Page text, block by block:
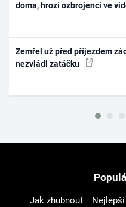
doma, hrozí ozbrojenci ve
Zemřel už před příjezdem
nezvládl zatáčku
Jak zhubnout